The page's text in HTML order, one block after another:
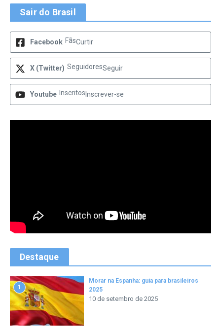
Sair do Brasil
Facebook FãsCurtir
X (Twitter) SeguidoresSeguir
Youtube Inscritos Inscrever-se
Destaque
1
Morar na Espanha: guia para brasileiros
2025
10 de setembro de 2025